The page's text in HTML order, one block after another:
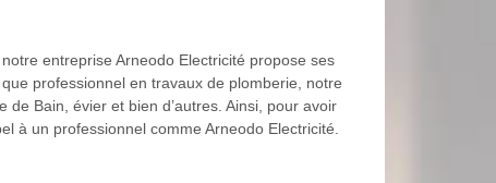
entreprise Arneodo Electricité propose ses
professionnel en travaux de plomberie, notre
Bain, évier et bien d’autres. Ainsi, pour avoir
à un professionnel comme Arneodo Electricité.